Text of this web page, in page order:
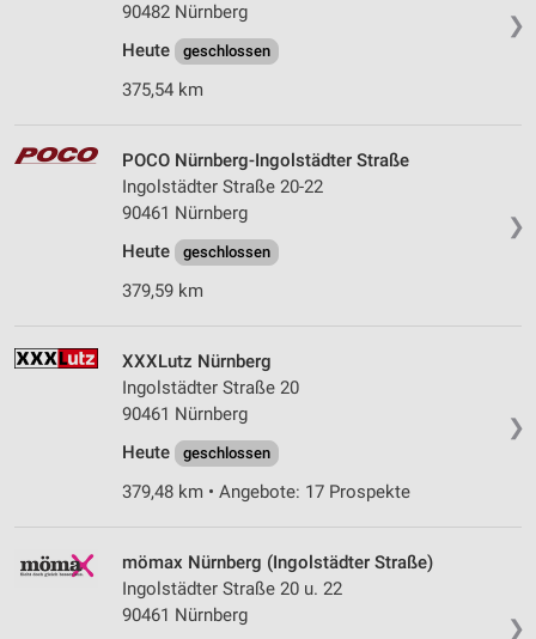
❯
90482 Nürnberg
Heute
geschlossen
375,54 km
❯
POCO Nürnberg-Ingolstädter Straße
Ingolstädter Straße 20-22
90461 Nürnberg
Heute
geschlossen
379,59 km
❯
XXXLutz Nürnberg
Ingolstädter Straße 20
90461 Nürnberg
Heute
geschlossen
379,48 km • Angebote: 17 Prospekte
❯
mömax Nürnberg (Ingolstädter Straße)
Ingolstädter Straße 20 u. 22
90461 Nürnberg